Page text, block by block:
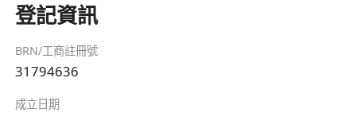
登記資訊
BRN/工商註冊號
31794636
成立日期